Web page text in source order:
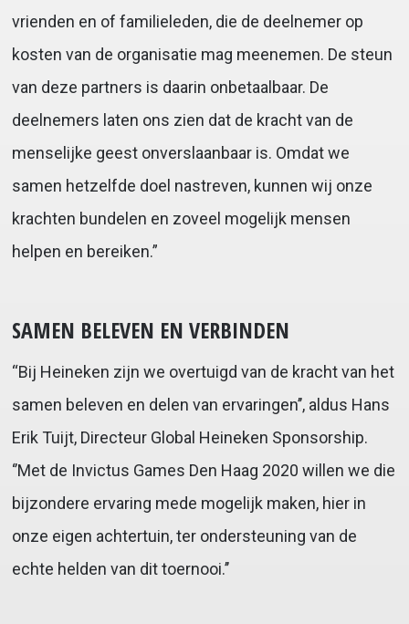
vrienden en of familieleden, die de deelnemer op
kosten van de organisatie mag meenemen. De steun
van deze partners is daarin onbetaalbaar. De
deelnemers laten ons zien dat de kracht van de
menselijke geest onverslaanbaar is. Omdat we
samen hetzelfde doel nastreven, kunnen wij onze
krachten bundelen en zoveel mogelijk mensen
helpen en bereiken.”
SAMEN BELEVEN EN VERBINDEN
“Bij Heineken zijn we overtuigd van de kracht van het
samen beleven en delen van ervaringen’’, aldus Hans
Erik Tuijt, Directeur Global Heineken Sponsorship.
‘’Met de Invictus Games Den Haag 2020 willen we die
bijzondere ervaring mede mogelijk maken, hier in
onze eigen achtertuin, ter ondersteuning van de
echte helden van dit toernooi.’’